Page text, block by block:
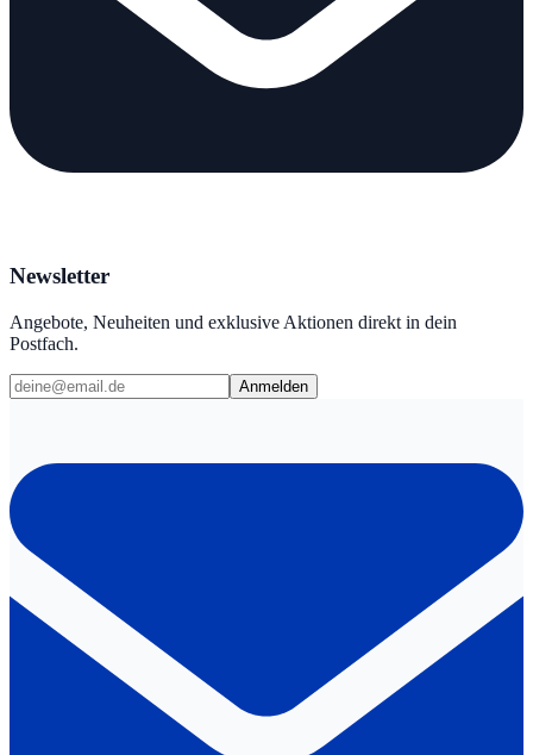
Newsletter
Angebote, Neuheiten und exklusive Aktionen direkt in dein
Postfach.
Anmelden